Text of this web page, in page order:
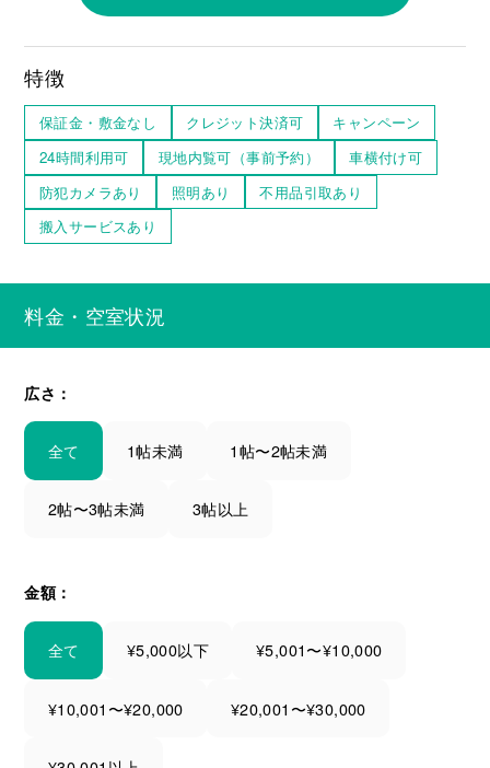
特徴
保証金・敷金なし クレジット決済可
キャンペーン
24時間利用可
現地内覧可（事前予約）
車横付け可
防犯カメラあり
照明あり
不用品引取あり
搬入サービスあり
料金・空室状況
広さ：
全て 1帖未満 1帖〜2帖未満
2帖〜3帖未満 3帖以上
金額：
全て ¥5,000以下 ¥5,001〜¥10,000
¥10,001〜¥20,000 ¥20,001〜¥30,000